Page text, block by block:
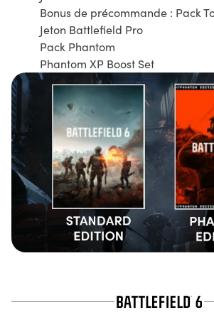
Bonus de précommande : Pack
Jeton Battlefield Pro
Pack Phantom
Phantom XP Boost Set